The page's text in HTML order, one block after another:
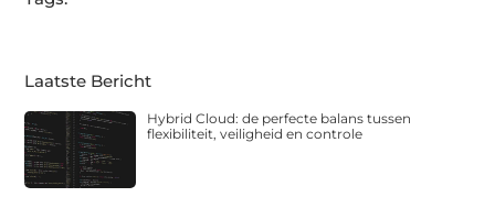
Laatste Bericht
Hybrid Cloud: de perfecte balans tussen
flexibiliteit, veiligheid en controle